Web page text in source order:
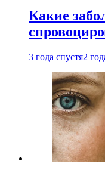
Какие
3 года спустя2